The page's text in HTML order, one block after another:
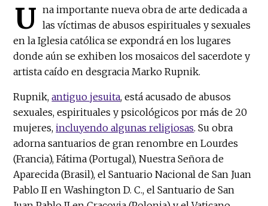
U na importante nueva obra de arte dedicada a
las víctimas de abusos espirituales y sexuales
en la Iglesia católica se expondrá en los lugares
donde aún se exhiben los mosaicos del sacerdote y
artista caído en desgracia Marko Rupnik.
Rupnik,antiguo jesuita, está acusado de abusos
sexuales, espirituales y psicológicos por más de 20
mujeres,incluyendo algunas religiosas. Su obra
adorna santuarios de gran renombre en Lourdes
(Francia), Fátima (Portugal), Nuestra Señora de
Aparecida (Brasil), el Santuario Nacional de San Juan
Pablo II en Washington D. C., el Santuario de San